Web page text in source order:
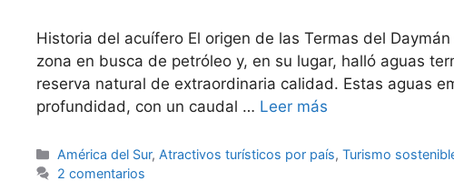
Historia del acuífero El origen de las Termas del
zona en busca de petróleo y, en su lugar, halló aguas
reserva natural de extraordinaria calidad. Estas aguas
profundidad, con un caudal … Leer más
Categorías
América del Sur, Atractivos turísticos por país,Turismo
2 comentarios